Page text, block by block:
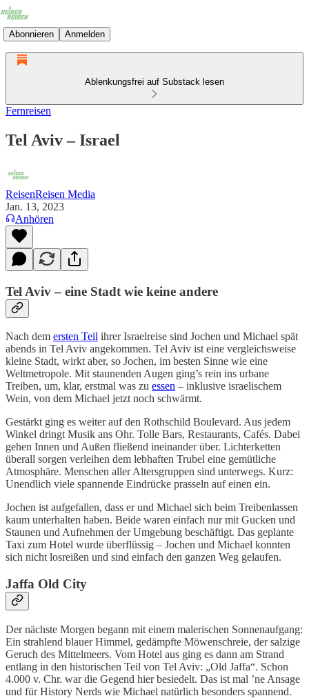
Abonnieren Anmelden
Ablenkungsfrei auf Substack lesen
Fernreisen
Tel Aviv – Israel
ReisenReisen Media
Jan. 13, 2023
Anhören
Tel Aviv – eine Stadt wie keine andere
Nach dem ersten Teil ihrer Israelreise sind Jochen und Michael spät
abends in Tel Aviv angekommen. Tel Aviv ist eine vergleichsweise
kleine Stadt, wirkt aber, so Jochen, im besten Sinne wie eine
Weltmetropole. Mit staunenden Augen ging’s rein ins urbane
Treiben, um, klar, erstmal was zu essen – inklusive israelischem
Wein, von dem Michael jetzt noch schwärmt.
Gestärkt ging es weiter auf den Rothschild Boulevard. Aus jedem
Winkel dringt Musik ans Ohr. Tolle Bars, Restaurants, Cafés. Dabei
gehen Innen und Außen fließend ineinander über. Lichterketten
überall sorgen verleihen dem lebhaften Trubel eine gemütliche
Atmosphäre. Menschen aller Altersgruppen sind unterwegs. Kurz:
Unendlich viele spannende Eindrücke prasseln auf einen ein.
Jochen ist aufgefallen, dass er und Michael sich beim Treibenlassen
kaum unterhalten haben. Beide waren einfach nur mit Gucken und
Staunen und Aufnehmen der Umgebung beschäftigt. Das geplante
Taxi zum Hotel wurde überflüssig – Jochen und Michael konnten
sich nicht losreißen und sind einfach den ganzen Weg gelaufen.
Jaffa Old City
Der nächste Morgen begann mit einem malerischen Sonnenaufgang:
Ein strahlend blauer Himmel, gedämpfte Möwenschreie, der salzige
Geruch des Mittelmeers. Vom Hotel aus ging es dann am Strand
entlang in den historischen Teil von Tel Aviv: „Old Jaffa“. Schon
4.000 v. Chr. war die Gegend hier besiedelt. Das ist mal ’ne Ansage
und für History Nerds wie Michael natürlich besonders spannend.